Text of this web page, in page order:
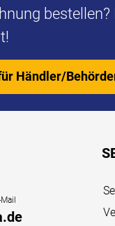
bestellen?
Händler/